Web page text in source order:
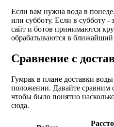
Если вам нужна вода в
или субботу. Если в субботу -
сайт и ботов принимаются
обрабатываются в ближайший
Сравнение с
Гумрак в плане доставки
положении. Давайте сравним
чтобы было понятно
сюда.